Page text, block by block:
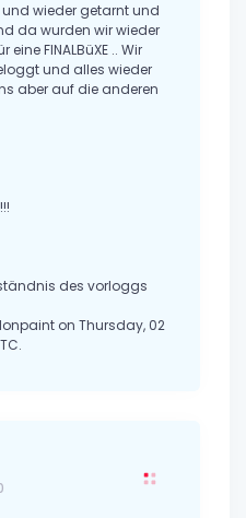
wieder getarnt und
da wurden wir wieder
FINALBüXE .. Wir
und alles wieder
aber auf die anderen
des vorloggs
on Thursday, 02